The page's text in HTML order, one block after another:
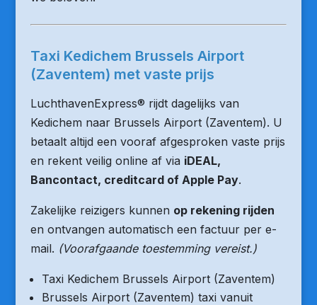
Taxi Kedichem Brussels Airport
(Zaventem) met vaste prijs
LuchthavenExpress® rijdt dagelijks van
Kedichem naar Brussels Airport (Zaventem). U
betaalt altijd een vooraf afgesproken vaste prijs
en rekent veilig online af via iDEAL,
Bancontact, creditcard of Apple Pay.
Zakelijke reizigers kunnen op rekening rijden
en ontvangen automatisch een factuur per e-
mail. (Voorafgaande toestemming vereist.)
Taxi Kedichem Brussels Airport (Zaventem)
Brussels Airport (Zaventem) taxi vanuit